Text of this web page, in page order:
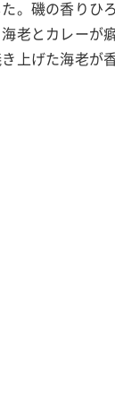
。磯の香りひ
老とカレーが
上げた海老が